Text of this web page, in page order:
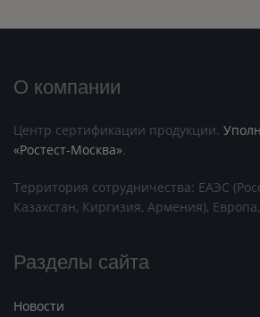
О компании
Центр сертификации продукции.
«Ростест-Москва».
Территория сотрудничества: ЕАЭС
Казахстан, Киргизия, Армения),
Разделы сайта
Новости